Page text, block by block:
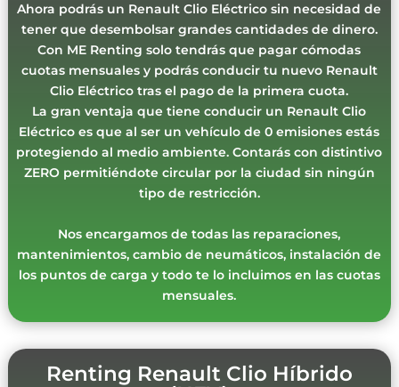
Ahora podrás un Renault Clio Eléctrico sin necesidad de
tener que desembolsar grandes cantidades de dinero.
Con ME Renting solo tendrás que pagar cómodas
cuotas mensuales y podrás conducir tu nuevo Renault
Clio Eléctrico tras el pago de la primera cuota.
La gran ventaja que tiene conducir un Renault Clio
Eléctrico es que al ser un vehículo de 0 emisiones estás
protegiendo al medio ambiente. Contarás con distintivo
ZERO permitiéndote circular por la ciudad sin ningún
tipo de restricción.
Nos encargamos de todas las reparaciones,
mantenimientos, cambio de neumáticos, instalación de
los puntos de carga y todo te lo incluimos en las cuotas
mensuales.
Renting Renault Clio Híbrido